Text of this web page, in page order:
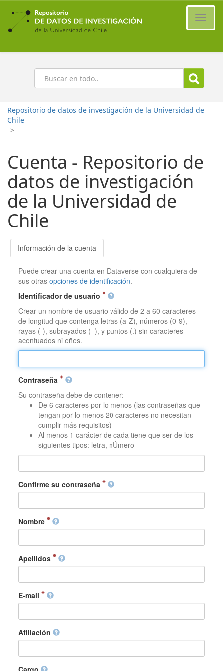
Ir
contenido
principal
Buscar
Repositorio de datos de investigación de la Universidad de
Chile
>
Cuenta - Repositorio de
datos de investigación
de la Universidad de
Chile
Información de la cuenta
Puede crear una cuenta en Dataverse con cualquiera de
sus otrasopciones de identificación.
Identificador de usuario
Crear un nombre de usuario válido de 2 a 60 caracteres
de longitud que contenga letras (a-Z), números (0-9),
rayas (-), subrayados (_), y puntos (.) sin caracteres
acentuados ni eñes.
Contraseña
Su contraseña debe de contener:
De 6 caracteres por lo menos (las contraseñas que
tengan por lo menos 20 caracteres no necesitan
cumplir más requisitos)
Al menos 1 carácter de cada tiene que ser de los
siguientes tipos: letra, nÚmero
Confirme su contraseña
Nombre
Apellidos
E-mail
Afiliación
Cargo